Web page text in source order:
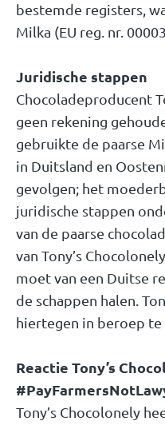
bestemde registers,
Milka (EU reg. nr.
Juridische stappen
Chocoladeproducent
geen rekening
gebruikte de paarse
in Duitsland en
gevolgen; het
juridische stappen
van de paarse
van Tony’s
moet van een Duitse
de schappen halen.
hiertegen in beroep te
Reactie Tony’s
Tony’s Chocolonely